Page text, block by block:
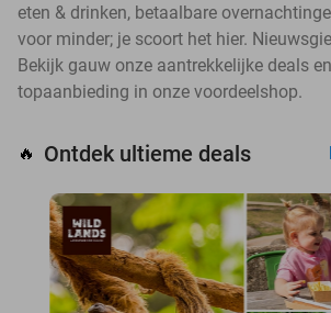
eten & drinken, betaalbare
voor minder; je scoort het hier.
Bekijk gauw onze aantrekkelijke deals
topaanbieding in onze voordeelshop.
🔥 Ontdek ultieme deals